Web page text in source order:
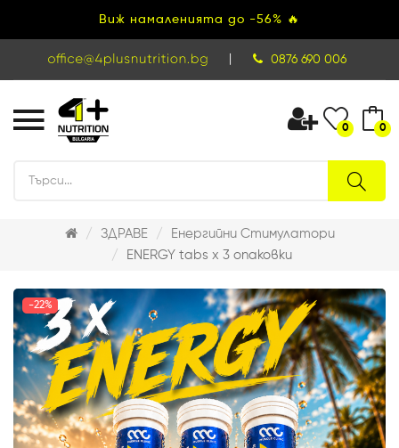
Виж намаленията до -56% 🔥
0876 690 006
0 0
ЗДРАВЕ
Енергийни Стимулатори
ENERGY tabs x 3 опаковки
-22%